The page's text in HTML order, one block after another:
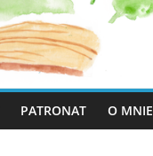
PATRONAT O MNIE